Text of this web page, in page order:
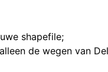
shapefile;
de wegen van